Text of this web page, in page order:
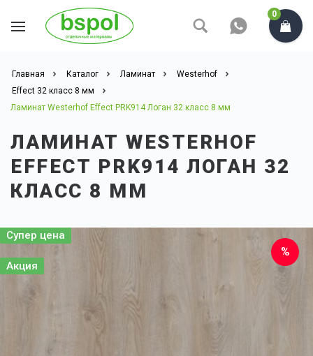
0
Главная Каталог Ламинат
Westerhof
Effect 32 класс 8 мм
Ламинат Westerhof Effect PRK914 Логан 32 класс 8 мм
ЛАМИНАТ WESTERHOF
EFFECT PRK914 ЛОГАН 32
КЛАСС 8 ММ
Супер цена
Акция